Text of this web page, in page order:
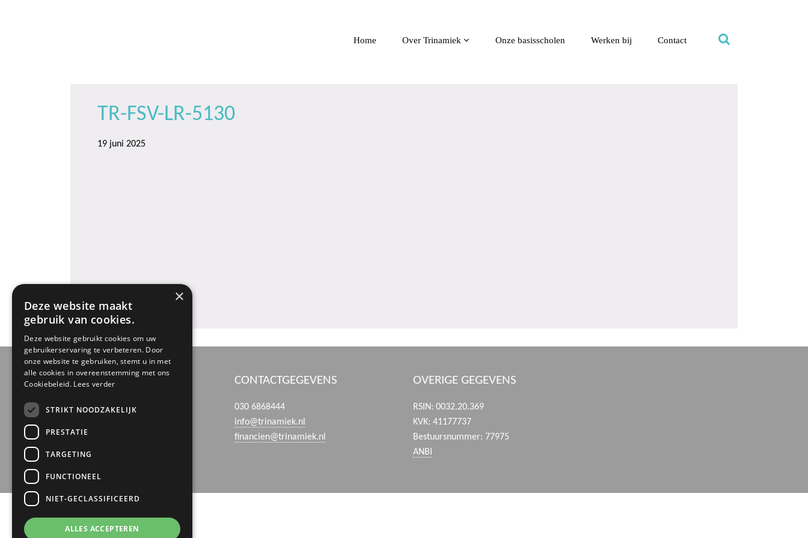
Home Over Trinamiek Onze basisscholen Werken bij Contact
TR-FSV-LR-5130
19 juni 2025
BEZOEK- EN POSTADRES
Boerhaaveweg 39
CONTACTGEGEVENS
030 6868444
info@trinamiek.nl
financien@trinamiek.nl
OVERIGE GEGEVENS
RSIN: 0032.20.369
KVK: 41177737
Bestuursnummer: 77975
ANBI
×
Deze website maakt
gebruik van cookies.
Deze website gebruikt cookies om uw
gebruikerservaring te verbeteren. Door
onze website te gebruiken, stemt u in met
alle cookies in overeenstemming met ons
Cookiebeleid. Lees verder
STRIKT NOODZAKELIJK
PRESTATIE
TARGETING
FUNCTIONEEL
NIET-GECLASSIFICEERD
ALLES ACCEPTEREN